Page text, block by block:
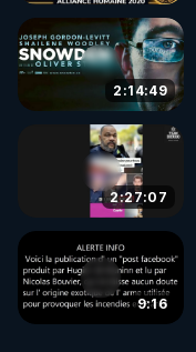
2:14:49
2:27:07
9:16